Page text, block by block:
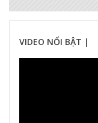
VIDEO NỔI BẬT |